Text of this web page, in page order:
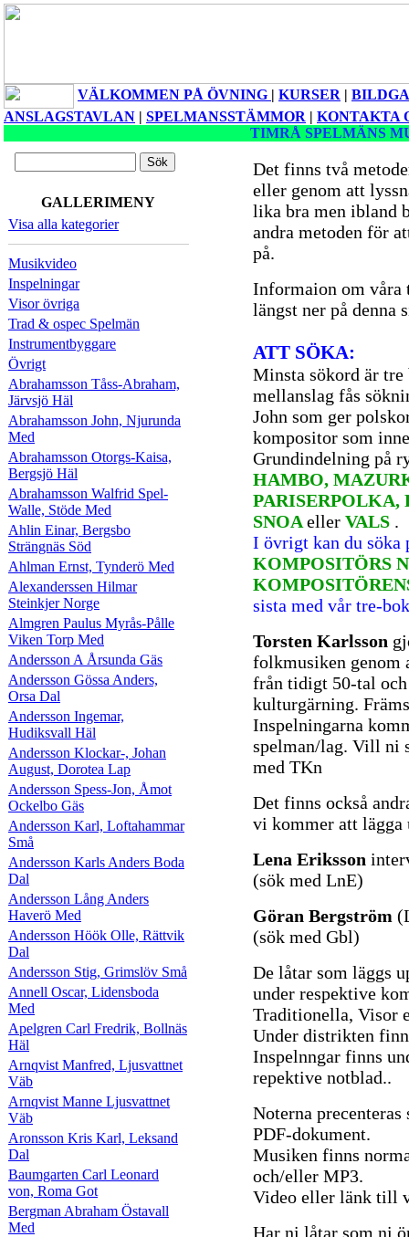
VÄLKOMMEN PÅ ÖVNING | KURSER |
ANSLAGSTAVLAN | SPELMANSSTÄMMOR | KONTAKTA
TIMRÅ SPELMÄNS
GALLERIMENY
Visa alla kategorier
Musikvideo
Inspelningar
Visor övriga
Trad & ospec Spelmän
Instrumentbyggare
Övrigt
Abrahamsson Tåss-Abraham,
Järvsjö Häl
Abrahamsson John, Njurunda
Med
Abrahamsson Otorgs-Kaisa,
Bergsjö Häl
Abrahamsson Walfrid Spel-
Walle, Stöde Med
Ahlin Einar, Bergsbo
Strängnäs Söd
Ahlman Ernst, Tynderö Med
Alexanderssen Hilmar
Steinkjer Norge
Almgren Paulus Myrås-Pålle
Viken Torp Med
Andersson A Årsunda Gäs
Andersson Gössa Anders,
Orsa Dal
Andersson Ingemar,
Hudiksvall Häl
Andersson Klockar-, Johan
August, Dorotea Lap
Andersson Spess-Jon, Åmot
Ockelbo Gäs
Andersson Karl, Loftahammar
Små
Andersson Karls Anders Boda
Dal
Andersson Lång Anders
Haverö Med
Andersson Höök Olle, Rättvik
Dal
Andersson Stig, Grimslöv Små
Annell Oscar, Lidensboda
Med
Apelgren Carl Fredrik, Bollnäs
Häl
Arnqvist Manfred, Ljusvattnet
Väb
Arnqvist Manne Ljusvattnet
Väb
Aronsson Kris Karl, Leksand
Dal
Baumgarten Carl Leonard
von, Roma Got
Bergman Abraham Östavall
Med
Det finns två
eller genom att
lika bra men ibland
andra metoden för
på.
Informaion om våra
längst ner på denna
ATT SÖKA:
Minsta sökord är tre
mellanslag fås
John som ger
kompositor som
Grundindelning på
HAMBO,
PARISERPOLKA,
SNOA eller VALS .
I övrigt kan du söka
KOMPOSITÖRS
sista med vår tre-
Torsten Karlsson
folkmusiken genom
från tidigt 50-tal
kulturgärning.
Inspelningarna
spelman/lag. Vill ni
med TKn
Det finns också
vi kommer att lägga
Lena Eriksson
(sök med LnE)
Göran Bergström
(sök med Gbl)
De låtar som läggs
under respektive
Traditionella, Visor
Under distrikten
Inspelnngar finns
repektive notblad..
Noterna
PDF-dokument.
Musiken finns
och/eller MP3.
Video eller länk till
Har ni låtar som ni